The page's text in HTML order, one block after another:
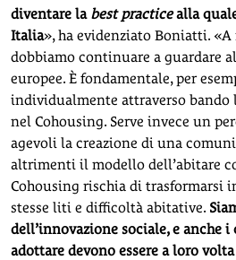
diventare la best practicealla
Italia», ha evidenziato Boniatti. «A
dobbiamo continuare a guardare
europee. È fondamentale, per
individualmente attraverso bando
nel Cohousing. Serve invece un
agevoli la creazione di una
altrimenti il modello dell’abitare
Cohousing rischia di trasformarsi
stesse liti e difficoltà abitative.
dell’innovazione sociale, e anche
adottare devono essere a loro